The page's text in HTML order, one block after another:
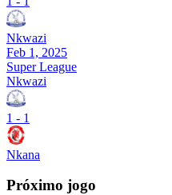
Nkwazi
Feb 1, 2025
Super League
Nkwazi
1 - 1
Nkana
Próximo jogo